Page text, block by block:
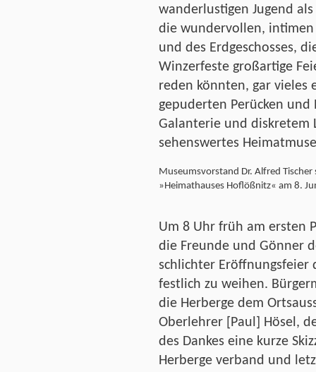
wanderlustigen Jugend
die wundervollen, intimen
und des Erdgeschosses,
Winzerfeste großartige
reden könnten, gar vieles
gepuderten Perücken und
Galanterie und diskretem
sehenswertes
Museumsvorstand Dr. Alfred
»Heimathauses Hoflößnitz« am 8.
Um 8 Uhr früh am ersten
die Freunde und Gönner
schlichter Eröffnungsfeier
festlich zu weihen.
die Herberge dem
Oberlehrer [Paul] Hösel,
des Dankes eine kurze
Herberge verband und